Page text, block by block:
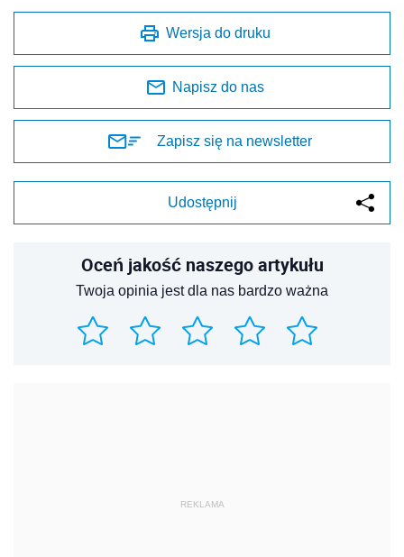
Wersja do druku
Napisz do nas
Zapisz się na newsletter
Udostępnij
Oceń jakość naszego artykułu
Twoja opinia jest dla nas bardzo ważna
REKLAMA